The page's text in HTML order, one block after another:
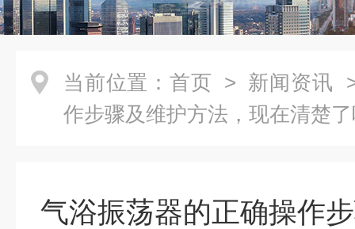
当前位置： 首页 > 新闻资讯
作步骤及维护方法，现在清楚
气浴振荡器的正确操作